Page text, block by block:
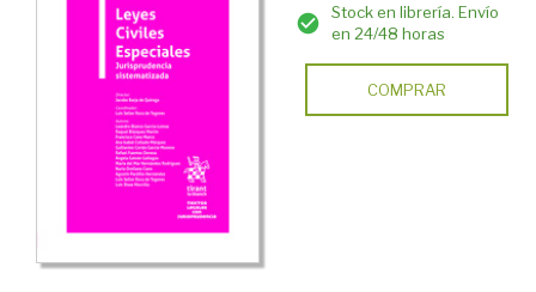
Stock en librería. Envío
en 24/48 horas
COMPRAR